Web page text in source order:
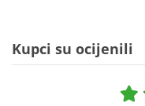
Kupci su ocijenili